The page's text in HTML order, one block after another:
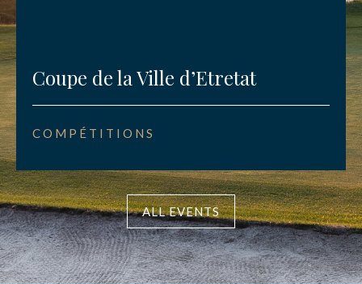
Coupe de la Ville d’Etretat
COMPÉTITIONS
ALL EVENTS